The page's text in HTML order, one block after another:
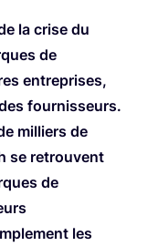
la crise du
de
entre­prises,
four­nis­seurs.
mil­liers de
se retrouvent
de
les